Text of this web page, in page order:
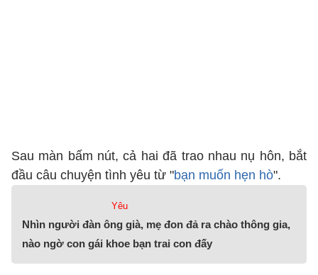
Sau màn bấm nút, cả hai đã trao nhau nụ hôn, bắt
đầu câu chuyện tình yêu từ "bạn muốn hẹn hò".
Yêu
Nhìn người đàn ông già, mẹ đon đả ra chào thông gia,
nào ngờ con gái khoe bạn trai con đấy